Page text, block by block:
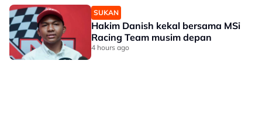
SUKAN
Hakim Danish kekal bersama MSi
Racing Team musim depan
4 hours ago